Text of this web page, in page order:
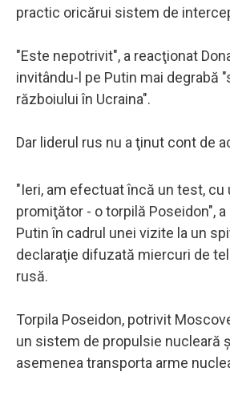
practic oricărui sistem de
"Este nepotrivit", a reacţionat
invitându-l pe Putin mai degrabă
războiului în Ucraina".
Dar liderul rus nu a ţinut cont de
"Ieri, am efectuat încă un test, cu
promiţător - o torpilă Poseidon",
Putin în cadrul unei vizite la un
declaraţie difuzată miercuri de
rusă.
Torpila Poseidon, potrivit
un sistem de propulsie nucleară
asemenea transporta arme